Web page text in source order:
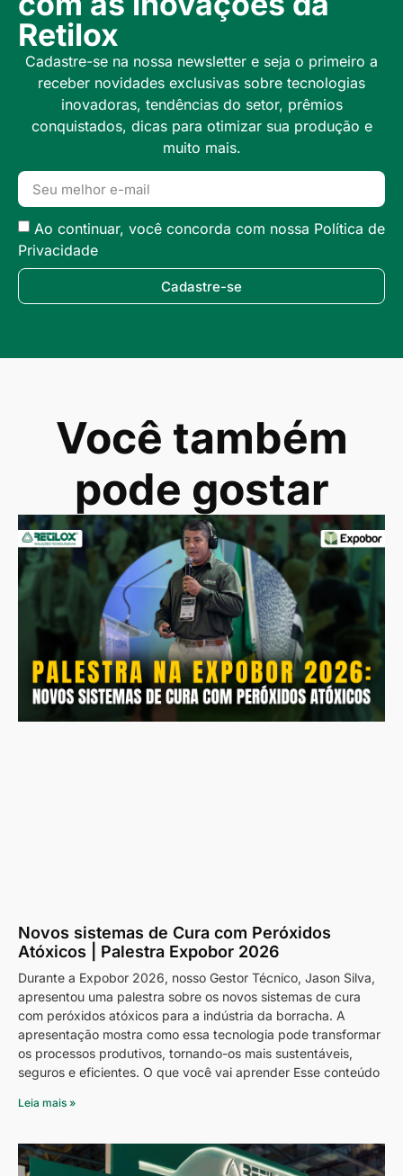
Retilox
Cadastre-se na nossa newsletter e seja o primeiro a
receber novidades exclusivas sobre tecnologias
inovadoras, tendências do setor, prêmios
conquistados, dicas para otimizar sua produção e
muito mais.
Ao continuar, você concorda com nossa Política de
Privacidade
Cadastre-se
Você também
pode gostar
Novos sistemas de Cura com Peróxidos
Atóxicos | Palestra Expobor 2026
Durante a Expobor 2026, nosso Gestor Técnico, Jason Silva,
apresentou uma palestra sobre os novos sistemas de cura
com peróxidos atóxicos para a indústria da borracha. A
apresentação mostra como essa tecnologia pode transformar
os processos produtivos, tornando-os mais sustentáveis,
seguros e eficientes. O que você vai aprender Esse conteúdo
Leia mais »